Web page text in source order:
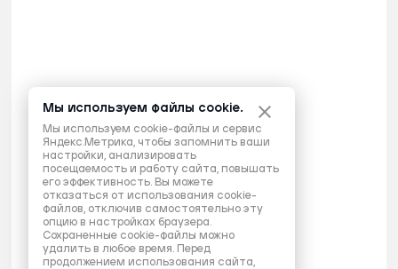
Мы используем файлы cookie.
Мы используем cookie-файлы и сервис
Яндекс.Метрика, чтобы запомнить ваши
настройки, анализировать
посещаемость и работу сайта, повышать
его эффективность. Вы можете
отказаться от использования cookie-
файлов, отключив самостоятельно эту
опцию в настройках браузера.
Сохраненные cookie-файлы можно
удалить в любое время. Перед
продолжением использования сайта,